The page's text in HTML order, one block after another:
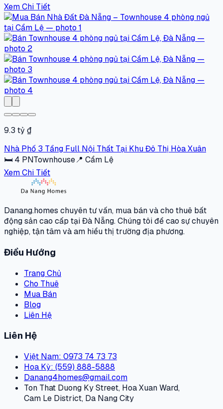
Xem Chi Tiết
9.3 tỷ ₫
Nhà Phố 3 Tầng Full Nội Thất Tại Khu Đô Thị Hòa Xuân
🛏 4 PNTownhouse📍 Cẩm Lệ
Xem Chi Tiết
Danang.homes chuyên tư vấn, mua bán và cho thuê bất
động sản cao cấp tại Đà Nẵng. Chúng tôi đề cao sự chuyên
nghiệp, tận tâm và am hiểu thị trường địa phương.
Điều Hướng
Trang Chủ
Cho Thuê
Mua Bán
Blog
Liên Hệ
Liên Hệ
Việt Nam: 0973 74 73 73
Hoa Kỳ: (559) 888-5888
Danang4homes@gmail.com
Ton That Duong Ky Street, Hoa Xuan Ward,
Cam Le District, Da Nang City